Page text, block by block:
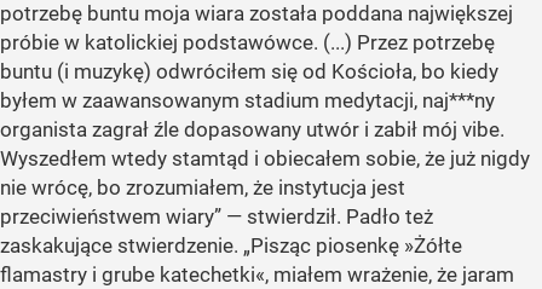
potrzebę buntu moja wiara została poddana największej
próbie w katolickiej podstawówce. (...) Przez potrzebę
buntu (i muzykę) odwróciłem się od Kościoła, bo kiedy
byłem w zaawansowanym stadium medytacji, naj***ny
organista zagrał źle dopasowany utwór i zabił mój vibe.
Wyszedłem wtedy stamtąd i obiecałem sobie, że już nigdy
nie wrócę, bo zrozumiałem, że instytucja jest
przeciwieństwem wiary” — stwierdził. Padło też
zaskakujące stwierdzenie. „Pisząc piosenkę »Żółte
flamastry i grube katechetki«, miałem wrażenie, że jaram